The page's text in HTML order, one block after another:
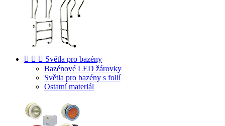
   Světla pro bazény
Bazénové LED žárovky
Světla pro bazény s folií
Ostatní materiál